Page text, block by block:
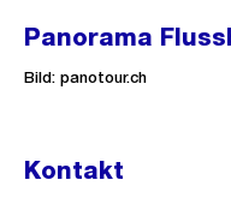
Panorama
Bild: panotour.ch
Kontakt